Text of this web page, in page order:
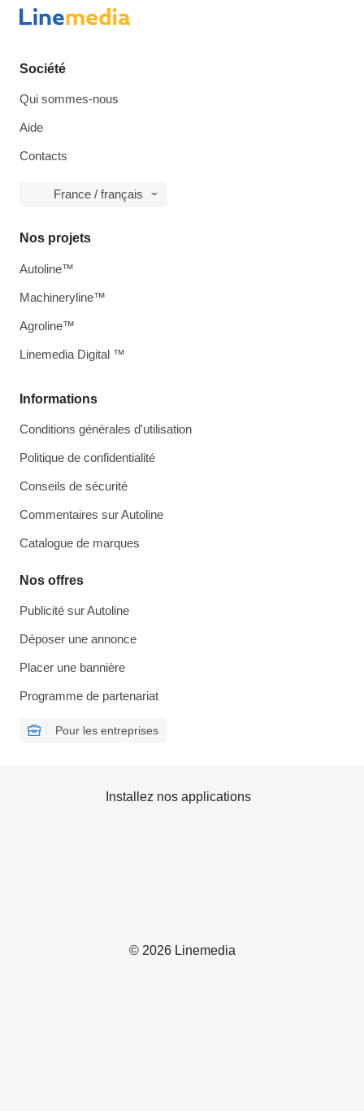
Société
Qui sommes-nous
Aide
Contacts
France / français
Informations
Conditions générales d'utilisation
Politique de confidentialité
Conseils de sécurité
Commentaires sur Autoline
Catalogue de marques
Nos offres
Publicité sur Autoline
Déposer une annonce
Placer une bannière
Programme de partenariat
Pour les entreprises
Nos projets
Autoline™
Machineryline™
Agroline™
Linemedia Digital ™
© 2026 Linemedia
Installez nos applications